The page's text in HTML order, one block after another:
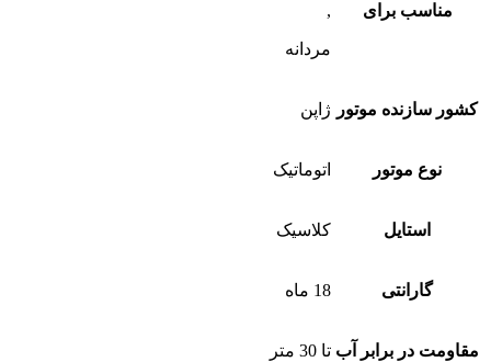
مناسب برای
,
مردانه
کشور سازنده موتور ژاپن
نوع موتور اتوماتیک
استایل کلاسیک
گارانتی 18 ماه
مقاومت در برابر آب تا 30 متر